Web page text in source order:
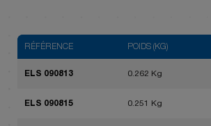
RÉFÉRENCE POIDS (KG)
ELS 090813 0.262 Kg
ELS 090815 0.251 Kg